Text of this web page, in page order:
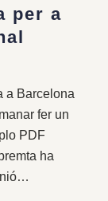
per a
a Barcelona
fer un
PDF
ha